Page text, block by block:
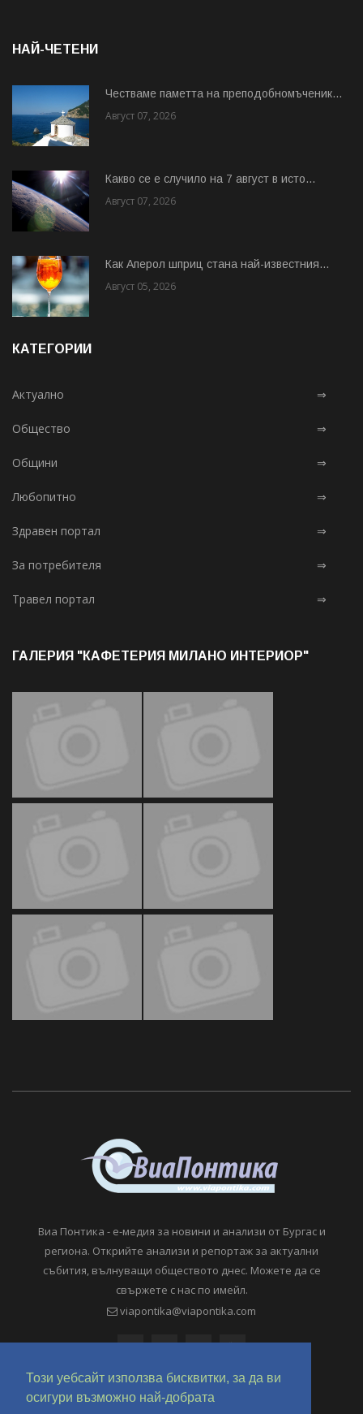
Този уебсайт използва бисквитки, за да ви
осигури възможно най-добрата
НАЙ-ЧЕТЕНИ
Честваме паметта на преподобномъченик...
Август 07, 2026
Какво се е случило на 7 август в исто...
Август 07, 2026
Как Аперол шприц стана най-известния...
Август 05, 2026
КАТЕГОРИИ
Актуално ⇒
Общество ⇒
Общини ⇒
Любопитно ⇒
Здравен портал ⇒
За потребителя ⇒
Травел портал ⇒
ГАЛЕРИЯ "КАФЕТЕРИЯ МИЛАНО ИНТЕРИОР"
Виа Понтика - е-медия за новини и анализи от Бургас и
региона. Открийте анализи и репортаж за актуални
събития, вълнуващи обществото днес. Можете да се
свържете с нас по имейл.
viapontika@viapontika.com